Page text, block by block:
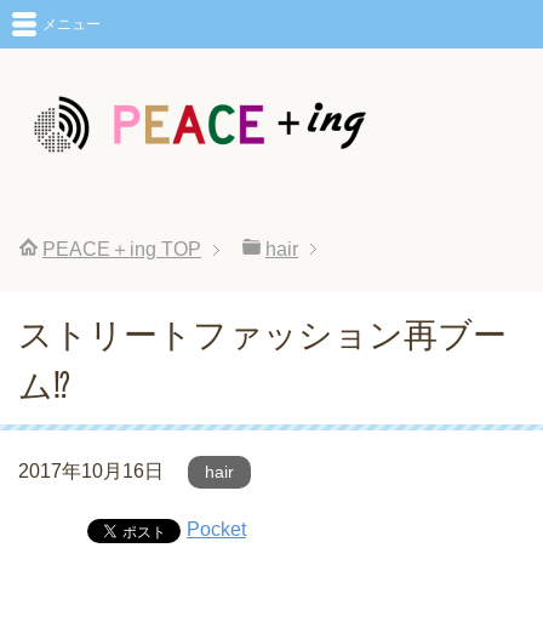
メニュー
PEACE＋ing TOP hair
ストリートファッション再ブー
ム⁉︎
2017年10月16日 hair
Pocket